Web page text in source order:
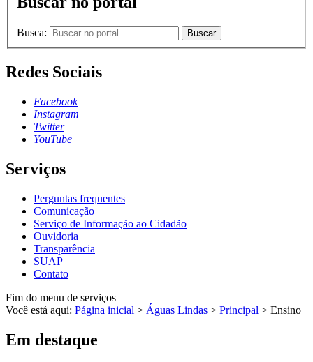
Busca: Buscar
Redes Sociais
Facebook
Instagram
Twitter
YouTube
Serviços
Perguntas frequentes
Comunicação
Serviço de Informação ao Cidadão
Ouvidoria
Transparência
SUAP
Contato
Fim do menu de serviços
Você está aqui: Página inicial > Águas Lindas > Principal > Ensino
Em destaque